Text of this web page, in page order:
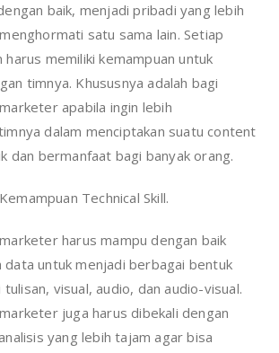
baik, menjadi pribadi yang lebih
satu sama lain. Setiap
harus memiliki kemampuan untuk
timnya. Khususnya adalah bagi
apabila ingin lebih
dalam menciptakan suatu content
dan bermanfaat bagi banyak orang.
Technical Skill.
harus mampu dengan baik
data untuk menjadi berbagai bentuk
visual, audio, dan audio-visual.
juga harus dibekali dengan
yang lebih tajam agar bisa